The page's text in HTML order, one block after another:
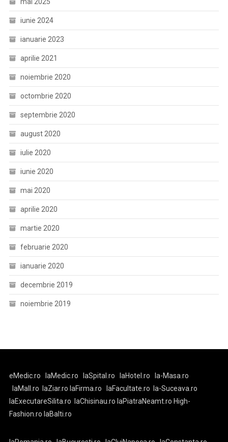
iunie 2024
ianuarie 2023
aprilie 2021
noiembrie 2020
octombrie 2020
septembrie 2020
august 2020
iulie 2020
iunie 2020
mai 2020
aprilie 2020
martie 2020
februarie 2020
ianuarie 2020
decembrie 2019
noiembrie 2019
eMedic.ro laMedic.ro laSpital.ro laHotel.ro
la-Masa.ro
laMall.ro
laZiar.ro laFirma.ro laFacultate.ro
la-Suceava.ro
laExecutareSilita.ro
laChisinau.ro laPiatraNeamt.ro High-
Fashion.ro laBalti.ro